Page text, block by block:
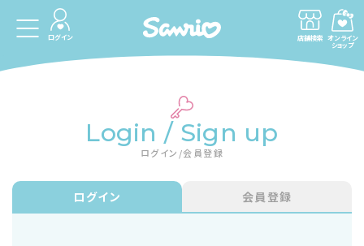
ログイン 店舗検索 オンライン
ショップ
Login / Sign up
ログイン/会員登録
ログイン 会員登録